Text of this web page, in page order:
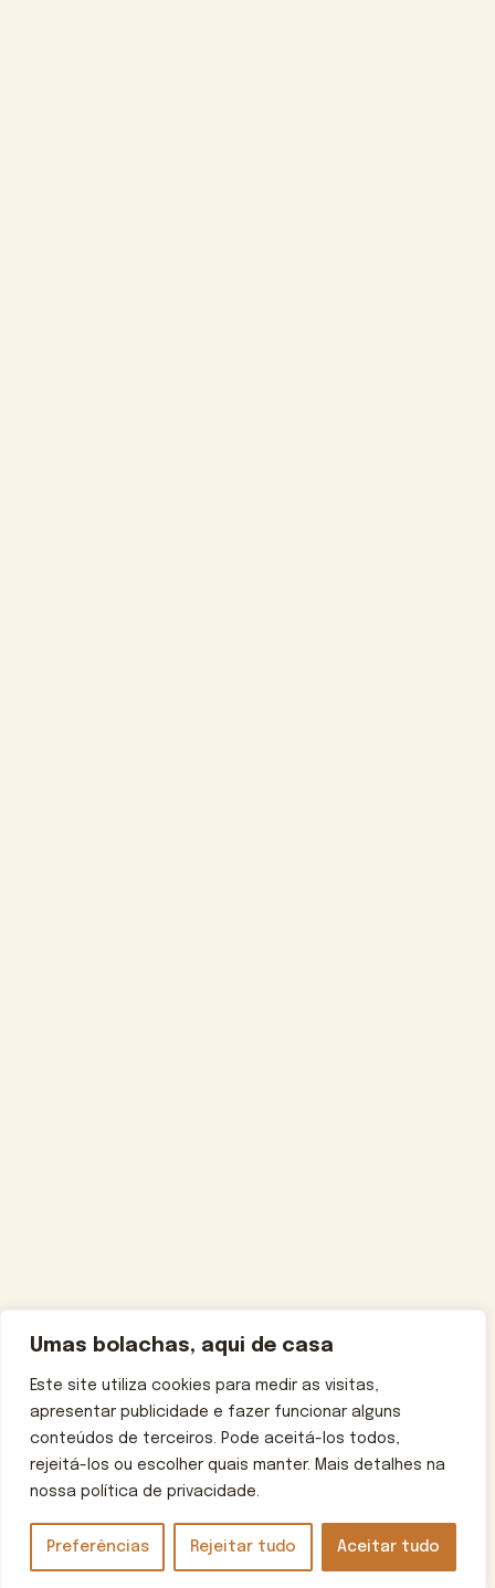
Umas bolachas, aqui de casa
Este site utiliza cookies para medir as visitas,
apresentar publicidade e fazer funcionar alguns
conteúdos de terceiros. Pode aceitá-los todos,
rejeitá-los ou escolher quais manter. Mais detalhes na
nossa política de privacidade.
Preferências Rejeitar tudo Aceitar tudo